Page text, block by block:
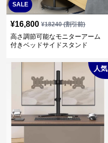
SALE
¥16,800 ¥18240(割引前)
高さ調節可能なモニターアーム
付きベッドサイドスタンド
人気